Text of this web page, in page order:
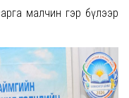
малчин гэр бүлээр